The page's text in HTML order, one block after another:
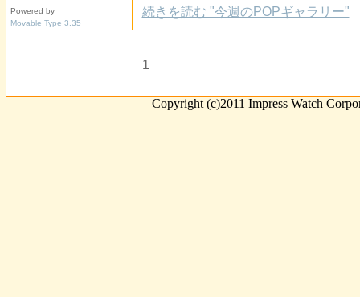
続きを読む "今週のPOPギャラリー"
1
Powered by
Movable Type 3.35
Copyright (c)2011 Impress Watch